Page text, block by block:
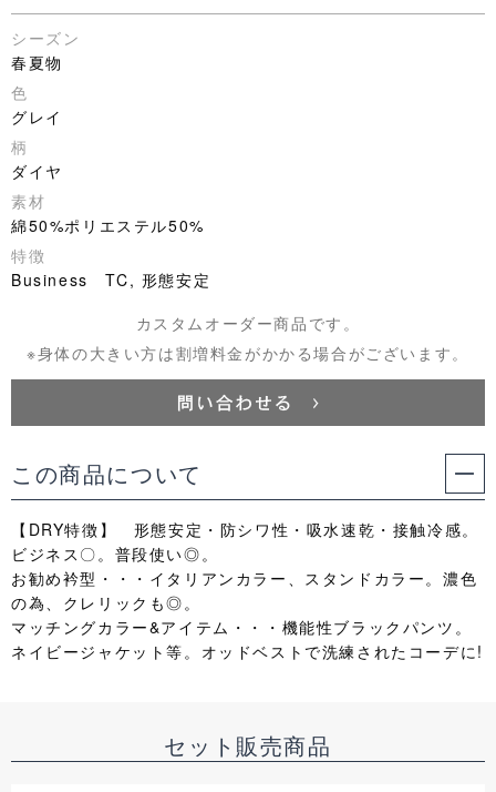
シーズン
春夏物
色
グレイ
柄
ダイヤ
素材
綿50%ポリエステル50%
特徴
Business TC, 形態安定
カスタムオーダー商品です。
※身体の大きい方は割増料金がかかる場合がございます。
この商品について
【DRY特徴】 形態安定・防シワ性・吸水速乾・接触冷感。
ビジネス〇。普段使い◎。
お勧め衿型・・・イタリアンカラー、スタンドカラー。濃色
の為、クレリックも◎。
マッチングカラー&アイテム・・・機能性ブラックパンツ。
ネイビージャケット等。オッドベストで洗練されたコーデに!
セット販売商品